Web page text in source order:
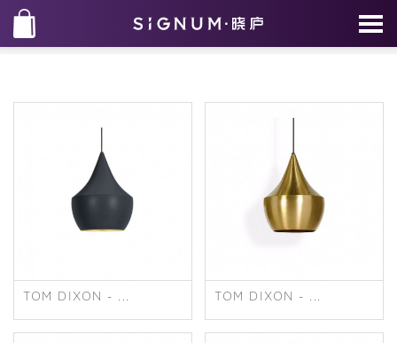
TOM DIXON - ... TOM DIXON - ...